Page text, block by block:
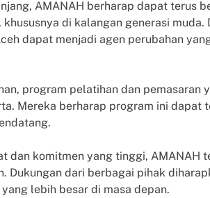
AMANAH berharap dapat terus
khususnya di kalangan generasi
dapat menjadi agen perubahan
program pelatihan dan pemasaran
Mereka berharap program ini dapat
dan komitmen yang tinggi,
Dukungan dari berbagai pihak
lebih besar di masa depan.